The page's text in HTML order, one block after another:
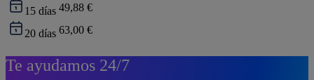
15 días 49,88 €
20 días 63,00 €
Te ayudamos 24/7